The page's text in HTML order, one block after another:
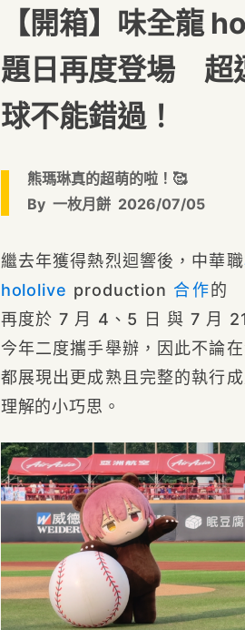
【開箱】味全龍
題日再度登場 超
球不能錯過！
熊瑪琳真的超萌的啦！🥰
By 一枚月餅 2026/07/05
繼去年獲得熱烈迴響後，中華職
hololive production 合作的
再度於 7 月 4、5 日 與 7 月
今年二度攜手舉辦，因此不論
都展現出更成熟且完整的執行
理解的小巧思。